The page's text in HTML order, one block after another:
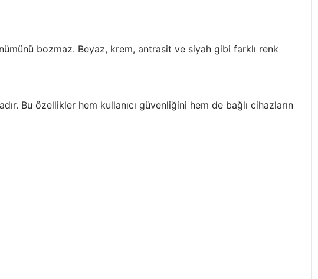
bozmaz. Beyaz, krem, antrasit ve siyah gibi farklı renk
Bu özellikler hem kullanıcı güvenliğini hem de bağlı cihazların